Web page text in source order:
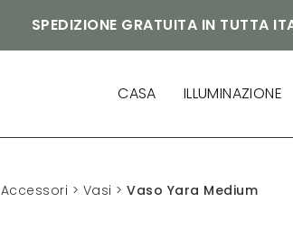
SPEDIZIONE GRATUITA IN TUTTA
CASA ILLUMINAZIONE
Accessori > Vasi > Vaso Yara Medium